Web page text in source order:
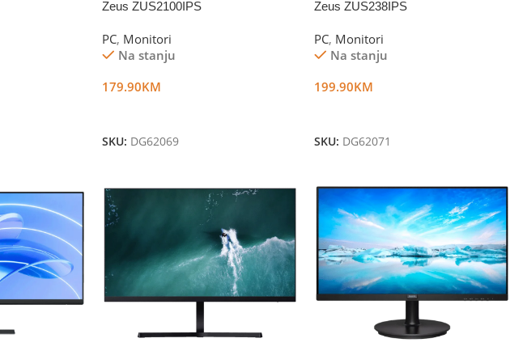
Zeus ZUS2100IPS
PC, Monitori
Na stanju
179.90KM
SKU: DG62069
Zeus ZUS238IPS
PC, Monitori
Na stanju
199.90KM
SKU: DG62071